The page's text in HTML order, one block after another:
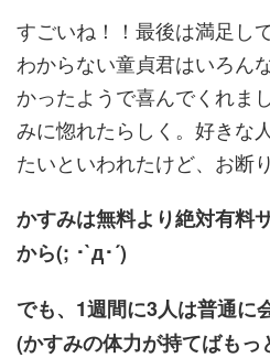
すごいね！！最後は満足し
わからない童貞君はいろん
かったようで喜んでくれま
みに惚れたらしく。好きな
たいといわれたけど、お断
かすみは無料より絶対有料
から(; ･`д･´)
でも、1週間に3人は普通に
(かすみの体力が持てばも